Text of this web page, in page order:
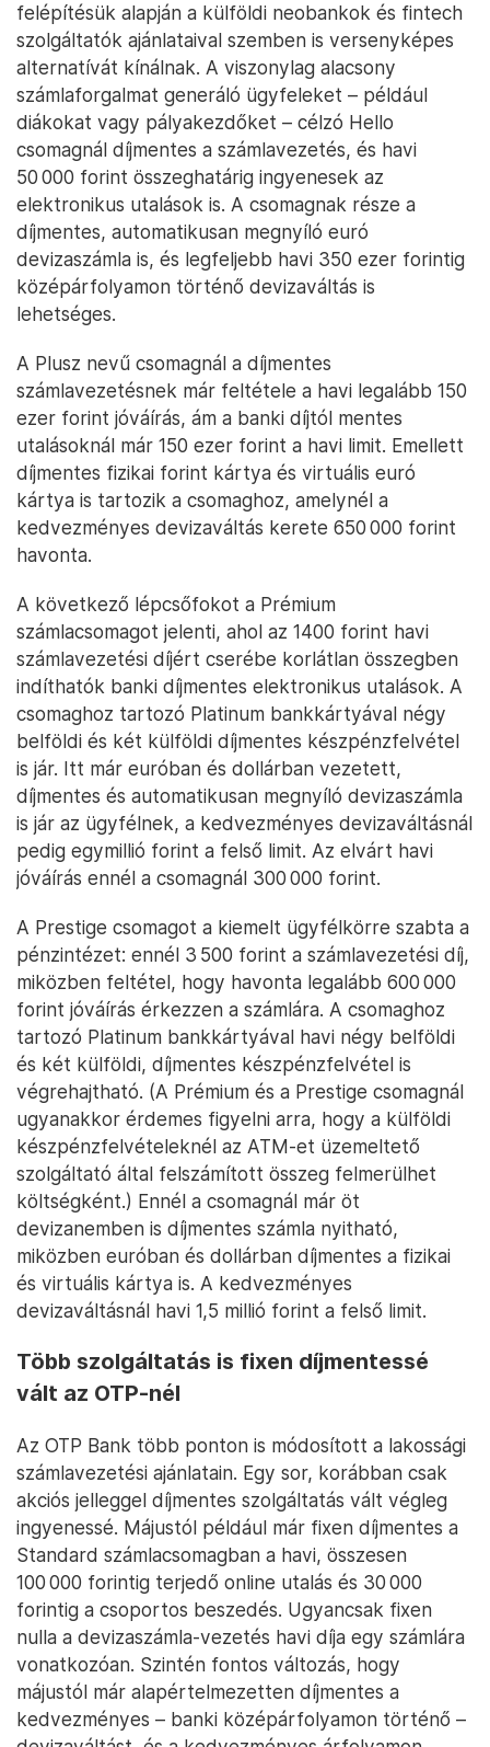
felépítésük alapján a külföldi neobankok és fintech
szolgáltatók ajánlataival szemben is versenyképes
alternatívát kínálnak. A viszonylag alacsony
számlaforgalmat generáló ügyfeleket – például
diákokat vagy pályakezdőket – célzó Hello
csomagnál díjmentes a számlavezetés, és havi
50 000 forint összeghatárig ingyenesek az
elektronikus utalások is. A csomagnak része a
díjmentes, automatikusan megnyíló euró
devizaszámla is, és legfeljebb havi 350 ezer forintig
középárfolyamon történő devizaváltás is
lehetséges.
A Plusz nevű csomagnál a díjmentes
számlavezetésnek már feltétele a havi legalább 150
ezer forint jóváírás, ám a banki díjtól mentes
utalásoknál már 150 ezer forint a havi limit. Emellett
díjmentes fizikai forint kártya és virtuális euró
kártya is tartozik a csomaghoz, amelynél a
kedvezményes devizaváltás kerete 650 000 forint
havonta.
A következő lépcsőfokot a Prémium
számlacsomagot jelenti, ahol az 1400 forint havi
számlavezetési díjért cserébe korlátlan összegben
indíthatók banki díjmentes elektronikus utalások. A
csomaghoz tartozó Platinum bankkártyával négy
belföldi és két külföldi díjmentes készpénzfelvétel
is jár. Itt már euróban és dollárban vezetett,
díjmentes és automatikusan megnyíló devizaszámla
is jár az ügyfélnek, a kedvezményes devizaváltásnál
pedig egymillió forint a felső limit. Az elvárt havi
jóváírás ennél a csomagnál 300 000 forint.
A Prestige csomagot a kiemelt ügyfélkörre szabta a
pénzintézet: ennél 3 500 forint a számlavezetési díj,
miközben feltétel, hogy havonta legalább 600 000
forint jóváírás érkezzen a számlára. A csomaghoz
tartozó Platinum bankkártyával havi négy belföldi
és két külföldi, díjmentes készpénzfelvétel is
végrehajtható. (A Prémium és a Prestige csomagnál
ugyanakkor érdemes figyelni arra, hogy a külföldi
készpénzfelvételeknél az ATM-et üzemeltető
szolgáltató által felszámított összeg felmerülhet
költségként.) Ennél a csomagnál már öt
devizanemben is díjmentes számla nyitható,
miközben euróban és dollárban díjmentes a fizikai
és virtuális kártya is. A kedvezményes
devizaváltásnál havi 1,5 millió forint a felső limit.
Több szolgáltatás is fixen díjmentessé
vált az OTP-nél
Az OTP Bank több ponton is módosított a lakossági
számlavezetési ajánlatain. Egy sor, korábban csak
akciós jelleggel díjmentes szolgáltatás vált végleg
ingyenessé. Májustól például már fixen díjmentes a
Standard számlacsomagban a havi, összesen
100 000 forintig terjedő online utalás és 30 000
forintig a csoportos beszedés. Ugyancsak fixen
nulla a devizaszámla-vezetés havi díja egy számlára
vonatkozóan. Szintén fontos változás, hogy
májustól már alapértelmezetten díjmentes a
kedvezményes – banki középárfolyamon történő –